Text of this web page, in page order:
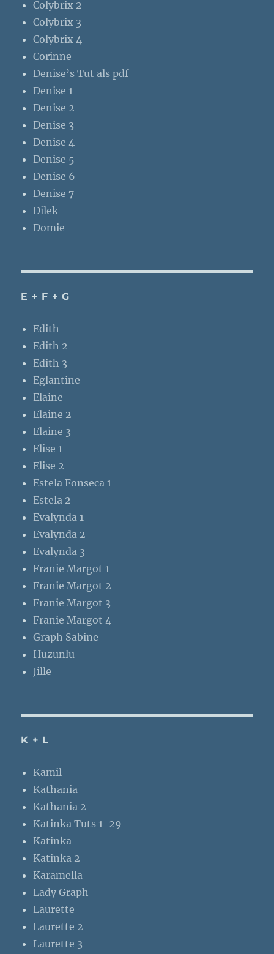
Colybrix 2
Colybrix 3
Colybrix 4
Corinne
Denise’s Tut als pdf
Denise 1
Denise 2
Denise 3
Denise 4
Denise 5
Denise 6
Denise 7
Dilek
Domie
E + F + G
Edith
Edith 2
Edith 3
Eglantine
Elaine
Elaine 2
Elaine 3
Elise 1
Elise 2
Estela Fonseca 1
Estela 2
Evalynda 1
Evalynda 2
Evalynda 3
Franie Margot 1
Franie Margot 2
Franie Margot 3
Franie Margot 4
Graph Sabine
Huzunlu
Jille
K + L
Kamil
Kathania
Kathania 2
Katinka Tuts 1-29
Katinka
Katinka 2
Karamella
Lady Graph
Laurette
Laurette 2
Laurette 3